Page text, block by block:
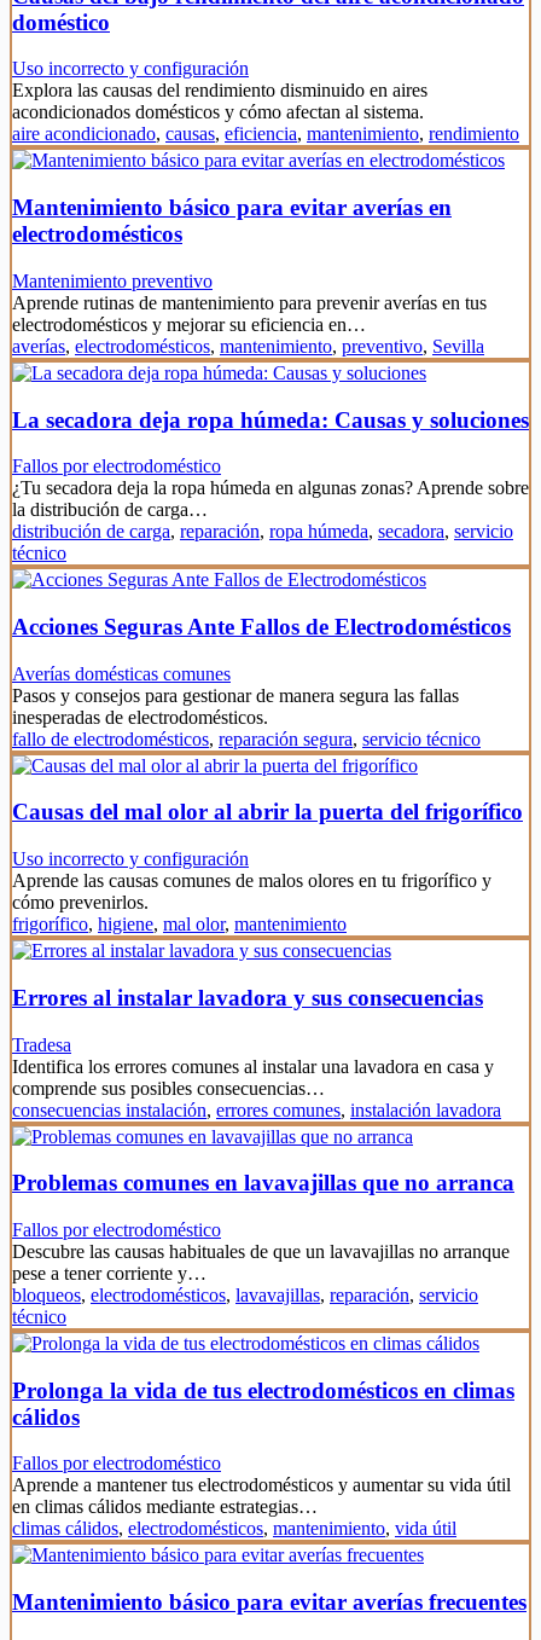
doméstico
Uso incorrecto y configuración
Explora las causas del rendimiento disminuido en aires
acondicionados domésticos y cómo afectan al sistema.
aire acondicionado, causas, eficiencia, mantenimiento, rendimiento
Mantenimiento básico para evitar averías en
electrodomésticos
Mantenimiento preventivo
Aprende rutinas de mantenimiento para prevenir averías en tus
electrodomésticos y mejorar su eficiencia en…
averías, electrodomésticos, mantenimiento, preventivo, Sevilla
La secadora deja ropa húmeda: Causas y soluciones
Fallos por electrodoméstico
¿Tu secadora deja la ropa húmeda en algunas zonas? Aprende sobre
la distribución de carga…
distribución de carga, reparación, ropa húmeda, secadora, servicio
técnico
Acciones Seguras Ante Fallos de Electrodomésticos
Averías domésticas comunes
Pasos y consejos para gestionar de manera segura las fallas
inesperadas de electrodomésticos.
fallo de electrodomésticos, reparación segura, servicio técnico
Causas del mal olor al abrir la puerta del frigorífico
Uso incorrecto y configuración
Aprende las causas comunes de malos olores en tu frigorífico y
cómo prevenirlos.
frigorífico, higiene, mal olor, mantenimiento
Errores al instalar lavadora y sus consecuencias
Tradesa
Identifica los errores comunes al instalar una lavadora en casa y
comprende sus posibles consecuencias…
consecuencias instalación, errores comunes, instalación lavadora
Problemas comunes en lavavajillas que no arranca
Fallos por electrodoméstico
Descubre las causas habituales de que un lavavajillas no arranque
pese a tener corriente y…
bloqueos, electrodomésticos, lavavajillas, reparación, servicio
técnico
Prolonga la vida de tus electrodomésticos en climas
cálidos
Fallos por electrodoméstico
Aprende a mantener tus electrodomésticos y aumentar su vida útil
en climas cálidos mediante estrategias…
climas cálidos, electrodomésticos, mantenimiento, vida útil
Mantenimiento básico para evitar averías frecuentes